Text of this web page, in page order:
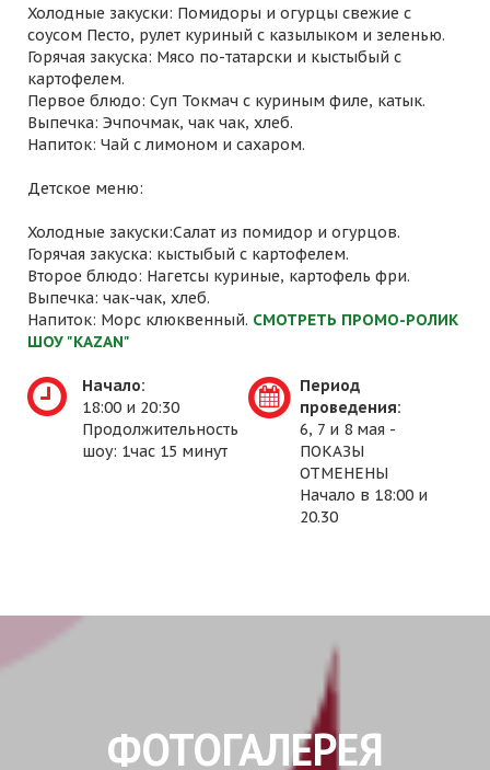
Холодные закуски: Помидоры и огурцы свежие с
соусом Песто, рулет куриный с казылыком и зеленью.
Горячая закуска: Мясо по-татарски и кыстыбый с
картофелем.
Первое блюдо: Суп Токмач с куриным филе, катык.
Выпечка: Эчпочмак, чак чак, хлеб.
Напиток: Чай с лимоном и сахаром.
Детское меню:
Холодные закуски:Салат из помидор и огурцов.
Горячая закуска: кыстыбый с картофелем.
Второе блюдо: Нагетсы куриные, картофель фри.
Выпечка: чак-чак, хлеб.
Напиток: Морс клюквенный. СМОТРЕТЬ ПРОМО-РОЛИК
ШОУ "KAZAN"
Начало:
18:00 и 20:30
Продолжительность
шоу: 1час 15 минут
Период
проведения:
6, 7 и 8 мая -
ПОКАЗЫ
ОТМЕНЕНЫ
Начало в 18:00 и
20.30
ФОТОГАЛЕРЕЯ